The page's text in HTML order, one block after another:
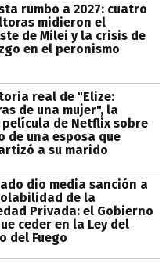
rumbo a 2027: cuatro
midieron el
de Milei y la crisis de
en el peronismo
real de "Elize:
de una mujer", la
película de Netflix sobre
de una esposa que
a su marido
dio media sanción a
de la
Privada: el Gobierno
ceder en la Ley del
del Fuego